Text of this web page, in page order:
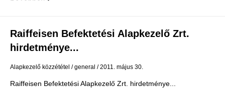
Raiffeisen Befektetési Alapkezelő Zrt.
hirdetménye...
Alapkezelő közzététel general 2011. május 30.
Raiffeisen Befektetési Alapkezelő Zrt. hirdetménye...